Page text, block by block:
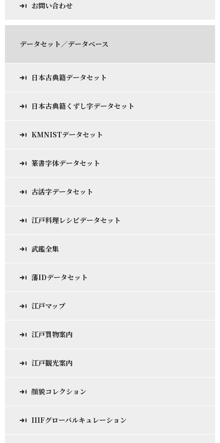
お問い合わせ
データセット／データベース
日本古典籍データセット
日本古典籍くずし字データセット
KMNISTデータセット
篆書字体データセット
古活字データセット
江戸料理レシピデータセット
武鑑全集
藩IDデータセット
江戸マップ
江戸買物案内
江戸観光案内
顔貌コレクション
IIIFグローバルキュレーション